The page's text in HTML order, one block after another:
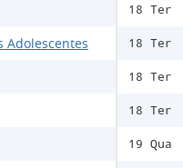
Adolescentes
18 Ter
18 Ter
18 Ter
18 Ter
19 Qua